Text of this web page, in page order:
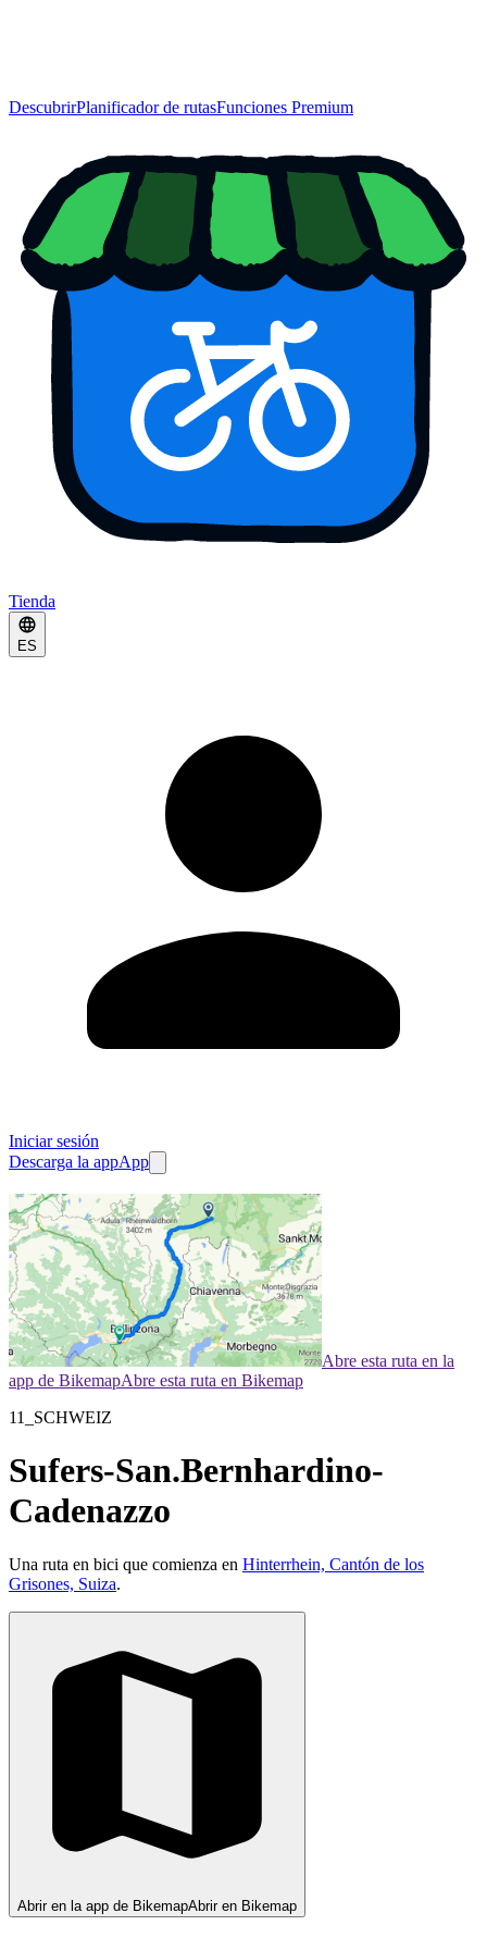
DescubrirPlanificador de rutasFunciones Premium
Tienda
ES
Iniciar sesión
Descarga la appApp
Abre esta ruta en la
app de BikemapAbre esta ruta en Bikemap
11_SCHWEIZ
Sufers-San.Bernhardino-
Cadenazzo
Una ruta en bici que comienza en Hinterrhein, Cantón de los
Grisones, Suiza.
Abrir en la app de BikemapAbrir en Bikemap